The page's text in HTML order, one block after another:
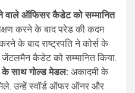
वाले ऑफिसर कैडेट को सम्मानित
करने के बाद परेड की कदम
के बाद राष्ट्रपति ने कोर्स के
जेंटलमैन कैडेट को सम्मानित किया.
के साथ गोल्ड मेडल: अकादमी के
उन्हें स्वॉर्ड ऑफर ऑनर और